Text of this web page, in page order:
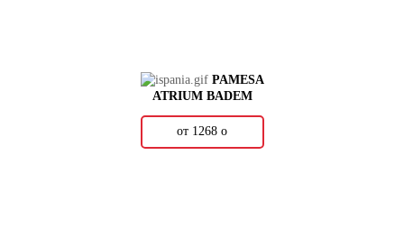
PAMESA
ATRIUM BADEM
от 1268 о